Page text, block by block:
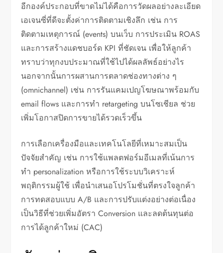
อีกองค์ประกอบที่ขาดไม่ได้คือการวัดผลอย่างละเอียด
เอเจนซี่ที่ดีจะตั้งค่าการติดตามเชิงลึก เช่น การ
ติดตามเหตุการณ์ (events) บนเว็บ การประเมิน ROAS
และการสร้างแดชบอร์ด KPI ที่ชัดเจน เพื่อให้ลูกค้า
ทราบว่าทุกงบประมาณที่ใช้ไปได้ผลลัพธ์อย่างไร
นอกจากนั้นการผสานการตลาดช่องทางต่าง ๆ
(omnichannel) เช่น การรันแคมเปญโฆษณาพร้อมกับ
email flows และการทำ retargeting บนโซเชียล ช่วย
เพิ่มโอกาสปิดการขายได้รวดเร็วขึ้น
การเลือกเครื่องมือและเทคโนโลยีที่เหมาะสมเป็น
ปัจจัยสำคัญ เช่น การใช้แพลตฟอร์มอีเมลที่เน้นการ
ทำ personalization หรือการใช้ระบบวิเคราะห์
พฤติกรรมผู้ใช้ เพื่อนำเสนอโปรโมชั่นที่ตรงใจลูกค้า
การทดสอบแบบ A/B และการปรับแต่งอย่างต่อเนื่อง
เป็นวิธีที่ช่วยเพิ่มอัตรา Conversion และลดต้นทุนต่อ
การได้ลูกค้าใหม่ (CAC)